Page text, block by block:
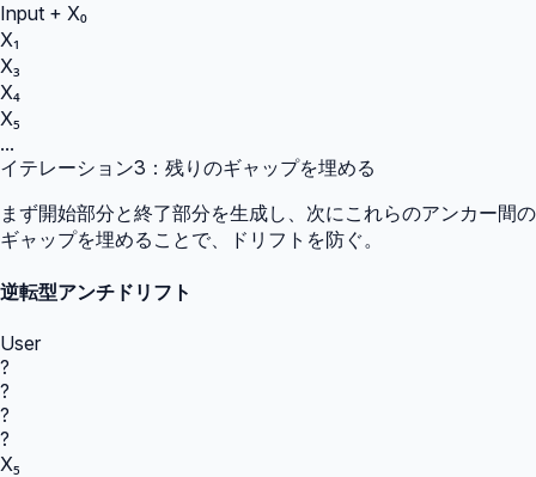
Input + X₀
X₁
X₃
X₄
X₅
...
イテレーション3：残りのギャップを埋める
まず開始部分と終了部分を生成し、次にこれらのアンカー間の
ギャップを埋めることで、ドリフトを防ぐ。
逆転型アンチドリフト
User
?
?
?
?
X₅